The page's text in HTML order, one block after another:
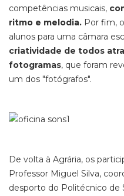
competências musicais,
ritmo e melodia. Por fim,
alunos para uma câmara
criatividade de todos
fotogramas, que foram
um dos "fotógrafos".
De volta à Agrária, os
Professor Miguel Silva,
desporto do Politécnico de